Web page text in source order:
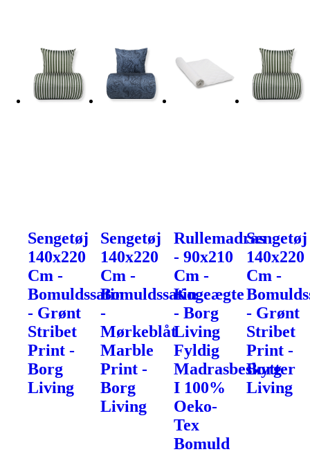
Sengetøj
140x220
Cm -
Bomuldssatin
- Grønt
Stribet
Print -
Borg
Living
Sengetøj
140x220
Cm -
Bomuldssatin
-
Mørkeblåt
Marble
Print -
Borg
Living
Rullemadras
- 90x210
Cm -
Kogeægte
- Borg
Living
Fyldig
Madrasbeskytter
I 100%
Oeko-
Tex
Bomuld
Sengetøj
140x220
Cm -
- Grønt
Stribet
Print -
Borg
Living